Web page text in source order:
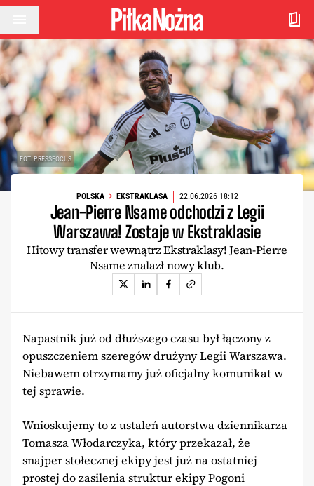
Przejdź do treści
FOT. PRESSFOCUS
POLSKA EKSTRAKLASA 22.06.2026 18:12
Jean-Pierre Nsame odchodzi z Legii
Warszawa! Zostaje w Ekstraklasie
Hitowy transfer wewnątrz Ekstraklasy! Jean-Pierre
Nsame znalazł nowy klub.
Napastnik już od dłuższego czasu był łączony z
opuszczeniem szeregów drużyny Legii Warszawa.
Niebawem otrzymamy już oficjalny komunikat w
tej sprawie.
Wnioskujemy to z ustaleń autorstwa dziennikarza
Tomasza Włodarczyka, który przekazał, że
snajper stołecznej ekipy jest już na ostatniej
prostej do zasilenia struktur ekipy Pogoni